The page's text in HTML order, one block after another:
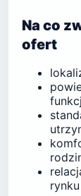
Na co
ofert
rynku